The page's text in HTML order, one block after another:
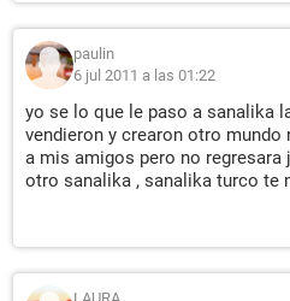
paulin
6 jul 2011 a las 01:22
yo se lo que le paso a sanalika
vendieron y crearon otro mundo
a mis amigos pero no regresara
otro sanalika , sanalika turco te